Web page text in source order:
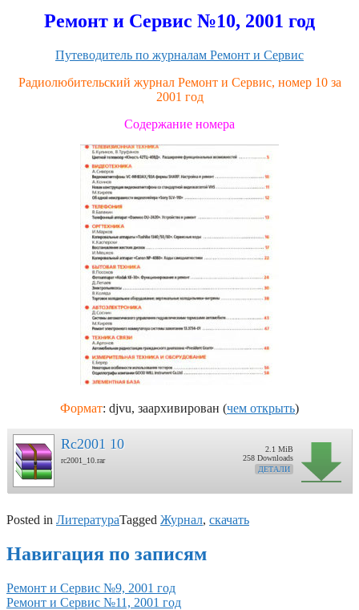
Ремонт и Сервис №10, 2001 год
Путеводитель по журналам Ремонт и Сервис
Радиолюбительский журнал Ремонт и Сервис, номер 10 за
2001 год
Содержание номера
Формат: djvu, заархивирован (чем открыть)
Rc2001 10
rc2001_10.rar
2.1 MiB
258 Downloads
ДЕТАЛИ
Posted in ЛитератураTagged Журнал, скачать
Навигация по записям
Ремонт и Сервис №9, 2001 год
Ремонт и Сервис №11, 2001 год